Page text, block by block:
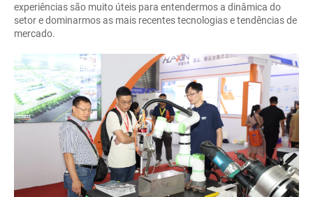
experiências são muito úteis para entendermos a dinâmica do
setor e dominarmos as mais recentes tecnologias e tendências de
mercado.